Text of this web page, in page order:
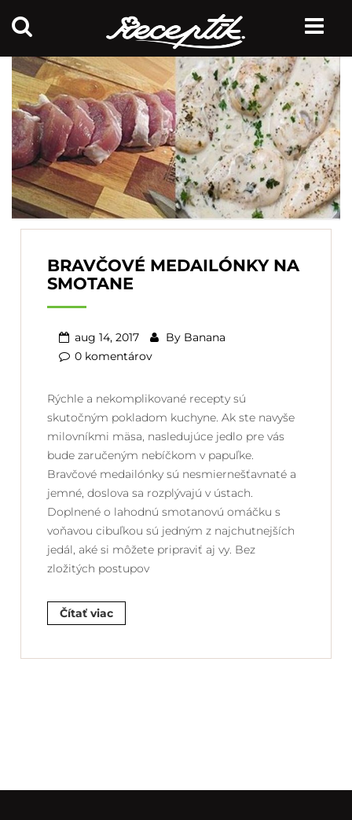
BRAVČOVÉ MEDAILÓNKY NA
SMOTANE
aug 14, 2017 By Banana
0 komentárov
Rýchle a nekomplikované recepty sú
skutočným pokladom kuchyne. Ak ste navyše
milovníkmi mäsa, nasledujúce jedlo pre vás
bude zaručeným nebíčkom v papuľke.
Bravčové medailónky sú nesmiernešťavnaté a
jemné, doslova sa rozplývajú v ústach.
Doplnené o lahodnú smotanovú omáčku s
voňavou cibuľkou sú jedným z najchutnejších
jedál, aké si môžete pripraviť aj vy. Bez
zložitých postupov
Čítať viac